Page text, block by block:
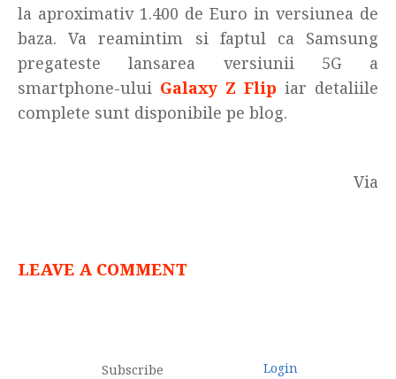
la aproximativ 1.400 de Euro in versiunea de
baza. Va reamintim si faptul ca Samsung
pregateste lansarea versiunii 5G a
smartphone-ului Galaxy Z Flip iar detaliile
complete sunt disponibile pe blog.
Via
LEAVE A COMMENT
Subscribe Login